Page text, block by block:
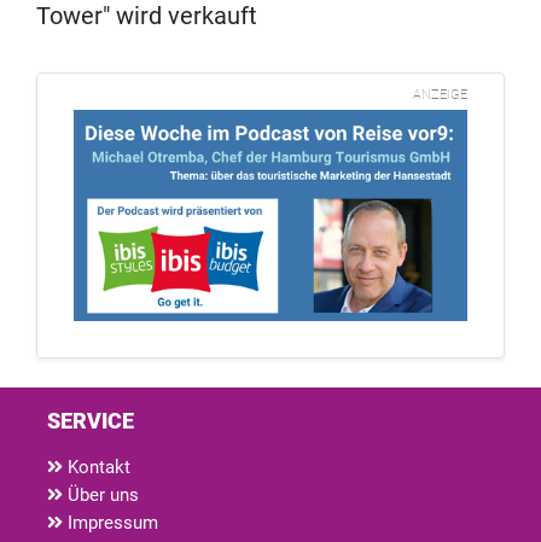
Tower" wird verkauft
ANZEIGE
SERVICE
Kontakt
Über uns
Impressum